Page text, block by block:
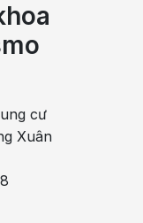
cư
Xuân